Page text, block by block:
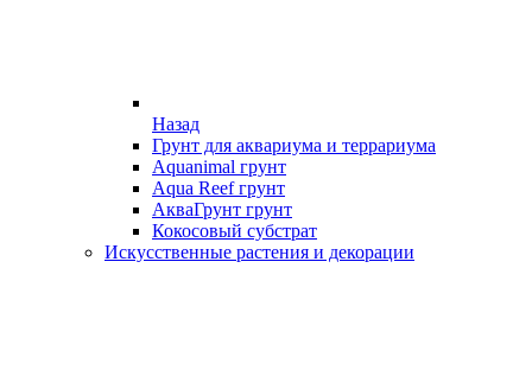
Назад
Грунт для аквариума и террариума
Aquanimal грунт
Aqua Reef грунт
АкваГрунт грунт
Кокосовый субстрат
Искусственные растения и декорации